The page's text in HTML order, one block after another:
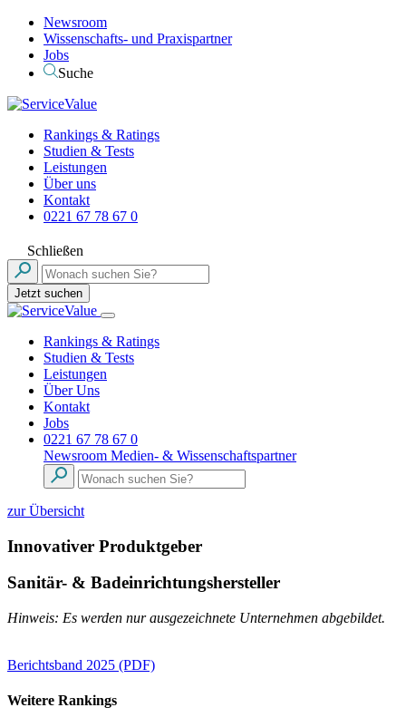
Newsroom
Wissenschafts- und Praxispartner
Jobs
Suche
Rankings & Ratings
Studien & Tests
Leistungen
Über uns
Kontakt
0221 67 78 67 0
Schließen
Jetzt suchen
Rankings & Ratings
Studien & Tests
Leistungen
Über Uns
Kontakt
Jobs
0221 67 78 67 0
Newsroom Medien- & Wissenschaftspartner
zur Übersicht
Innovativer Produktgeber
Sanitär- & Badeinrichtungshersteller
Hinweis: Es werden nur ausgezeichnete Unternehmen abgebildet.
Berichtsband 2025 (PDF)
Weitere Rankings